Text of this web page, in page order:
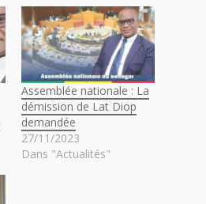
Assemblée nationale : La
démission de Lat Diop
demandée
27/11/2023
Dans "Actualités"